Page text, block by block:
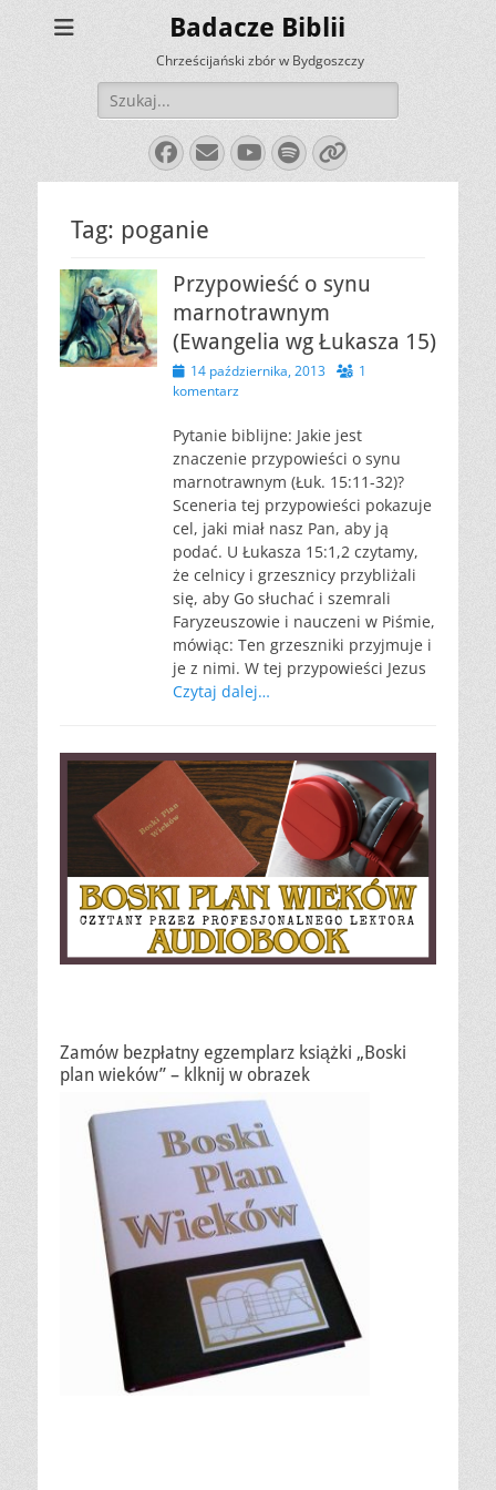
Badacze Biblii
Chrześcijański zbór w Bydgoszczy
Szukaj:
Facebook
E-
mail
YouTube
Spotify
Link
Tag: poganie
Przypowieść o synu
marnotrawnym
(Ewangelia wg Łukasza 15)
Opublikowano
14 października, 2013
1
komentarz
Pytanie biblijne: Jakie jest
znaczenie przypowieści o synu
marnotrawnym (Łuk. 15:11-32)?
Sceneria tej przypowieści pokazuje
cel, jaki miał nasz Pan, aby ją
podać. U Łukasza 15:1,2 czytamy,
że celnicy i grzesznicy przybliżali
się, aby Go słuchać i szemrali
Faryzeuszowie i nauczeni w Piśmie,
mówiąc: Ten grzeszniki przyjmuje i
je z nimi. W tej przypowieści Jezus
Czytaj dalej…
Zamów bezpłatny egzemplarz książki „Boski
plan wieków” – klknij w obrazek